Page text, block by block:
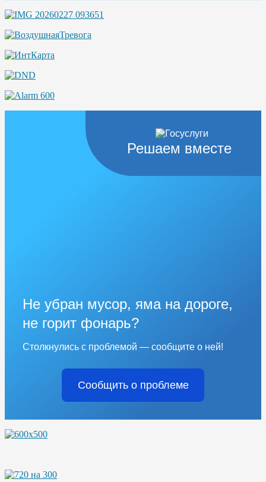
Решаем вместе
Не убран мусор, яма на дороге,
не горит фонарь?
Столкнулись с проблемой — сообщите о ней!
Сообщить о проблеме